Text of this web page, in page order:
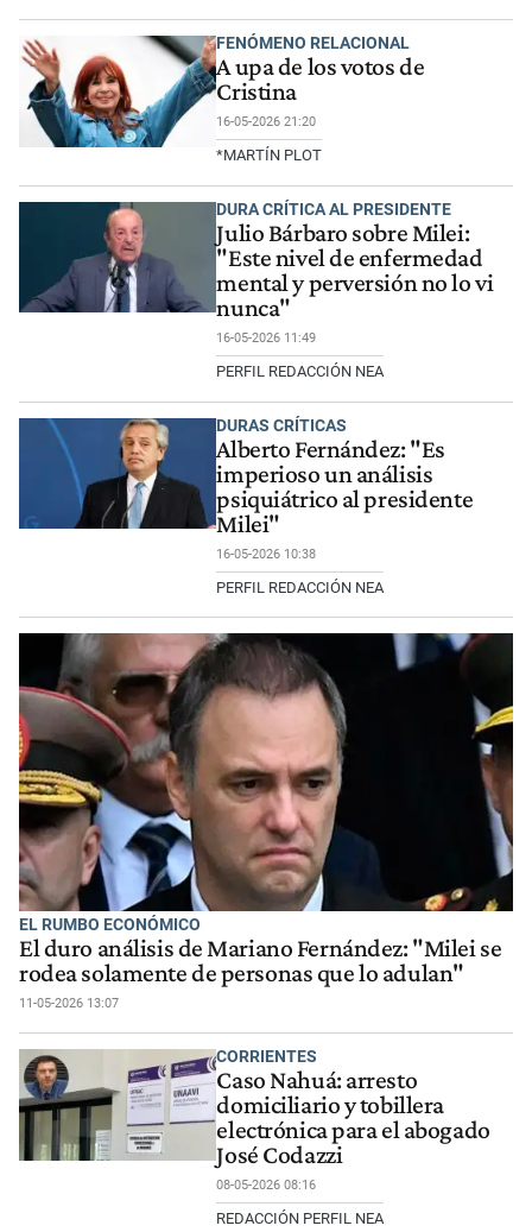
FENÓMENO RELACIONAL
A upa de los votos de
Cristina
16-05-2026 21:20
*MARTÍN PLOT
DURA CRÍTICA AL PRESIDENTE
Julio Bárbaro sobre Milei:
"Este nivel de enfermedad
mental y perversión no lo vi
nunca"
16-05-2026 11:49
PERFIL REDACCIÓN NEA
DURAS CRÍTICAS
Alberto Fernández: "Es
imperioso un análisis
psiquiátrico al presidente
Milei"
16-05-2026 10:38
PERFIL REDACCIÓN NEA
EL RUMBO ECONÓMICO
El duro análisis de Mariano Fernández: "Milei se
rodea solamente de personas que lo adulan"
11-05-2026 13:07
CORRIENTES
Caso Nahuá: arresto
domiciliario y tobillera
electrónica para el abogado
José Codazzi
08-05-2026 08:16
REDACCIÓN PERFIL NEA